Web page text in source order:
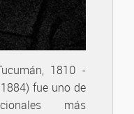
1810 -
fue uno de
más